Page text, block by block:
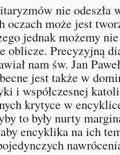
oczach może jest
jednak możemy
oblicze. Precyzyjną
nam św. Jan
jest także w
i współczesnej
krytyce w
to były nurty
encyklika na ich